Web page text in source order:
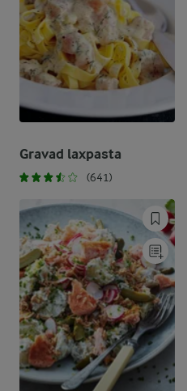
Gravad laxpasta
(641)